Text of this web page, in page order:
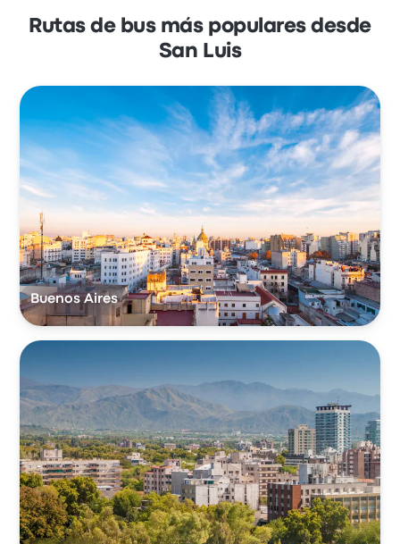
Rutas de bus más populares desde
San Luis
Buenos Aires